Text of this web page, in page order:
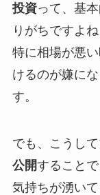
投資って、基本
りがちですよね
特に相場が悪
けるのが嫌に
す。
でも、こうし
公開すること
気持ちが湧い